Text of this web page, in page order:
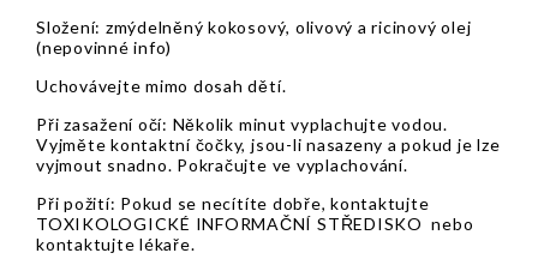
Složení: zmýdelněný kokosový, olivový a ricinový olej
(nepovinné info)
Uchovávejte mimo dosah dětí.
Při zasažení očí: Několik minut vyplachujte vodou.
Vyjměte kontaktní čočky, jsou-li nasazeny a pokud je lze
vyjmout snadno. Pokračujte ve vyplachování.
Při požití: Pokud se necítíte dobře, kontaktujte
TOXIKOLOGICKÉ INFORMAČNÍ STŘEDISKO nebo
kontaktujte lékaře.